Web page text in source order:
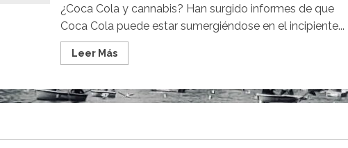
¿Coca Cola y cannabis? Han surgido informes de que
Coca Cola puede estar sumergiéndose en el incipiente...
Leer MásLeer
más
Coca-
Cola
el